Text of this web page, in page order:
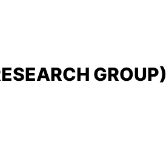
GROUP)